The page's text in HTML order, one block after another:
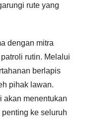
rute yang
dengan mitra
rutin. Melalui
berlapis
pihak lawan.
akan menentukan
ke seluruh